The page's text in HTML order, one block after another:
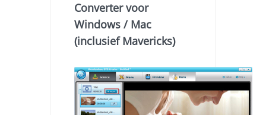
Converter voor
Windows / Mac
(inclusief Mavericks)